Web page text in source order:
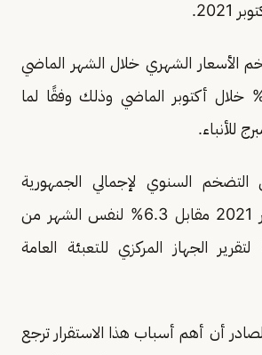
الأسعار الشهري خلال الشهر الماضي
مقابل 1.5% خلال أكتوبر الماضي وذلك وفقًا لما
للأنباء.
السنوي لإجمالي الجمهورية
6.2% لشهر نوفمبر 2021 مقابل 6.3% لنفس الشهر من
الجهاز المركزي للتعبئة العامة
أن أهم أسباب هذا الاستقرار ترجع